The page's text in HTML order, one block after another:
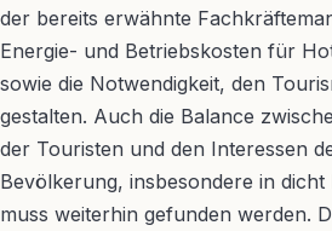
der bereits erwähnte
Energie- und Betriebskosten für
sowie die Notwendigkeit, den
gestalten. Auch die Balance
der Touristen und den Interessen
Bevölkerung, insbesondere in dicht
muss weiterhin gefunden werden.